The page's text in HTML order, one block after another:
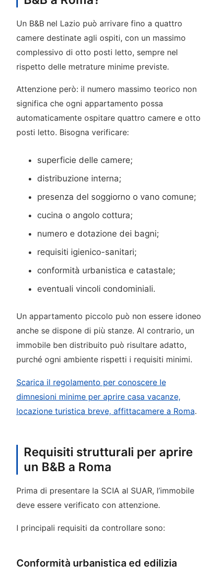
Un B&B nel Lazio può arrivare fino a quattro
camere destinate agli ospiti, con un massimo
complessivo di otto posti letto, sempre nel
rispetto delle metrature minime previste.
Attenzione però: il numero massimo teorico non
significa che ogni appartamento possa
automaticamente ospitare quattro camere e otto
posti letto. Bisogna verificare:
superficie delle camere;
distribuzione interna;
presenza del soggiorno o vano comune;
cucina o angolo cottura;
numero e dotazione dei bagni;
requisiti igienico-sanitari;
conformità urbanistica e catastale;
eventuali vincoli condominiali.
Un appartamento piccolo può non essere idoneo
anche se dispone di più stanze. Al contrario, un
immobile ben distribuito può risultare adatto,
purché ogni ambiente rispetti i requisiti minimi.
Scarica il regolamento per conoscere le
dimnesioni minime per aprire casa vacanze,
locazione turistica breve, affittacamere a Roma.
Requisiti strutturali per aprire
un B&B a Roma
Prima di presentare la SCIA al SUAR, l’immobile
deve essere verificato con attenzione.
I principali requisiti da controllare sono:
Conformità urbanistica ed edilizia